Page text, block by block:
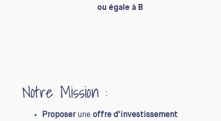
ou égale à B
Notre Mission :
Proposerune offre d'investissement